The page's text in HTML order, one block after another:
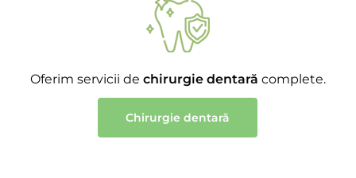
Oferim servicii de chirurgie dentară complete.
Chirurgie dentară